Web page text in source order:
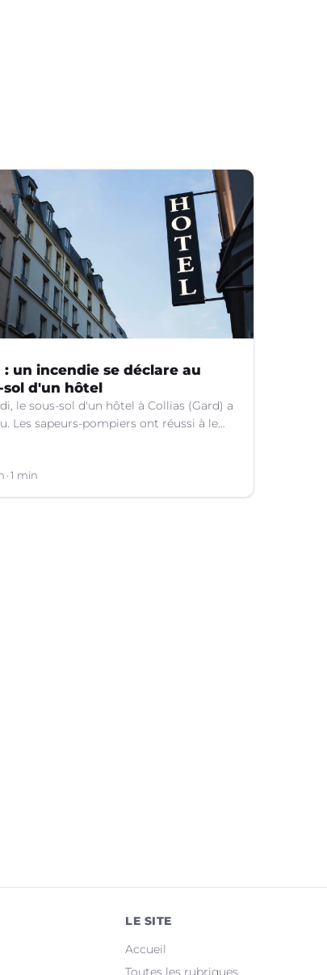
: un incendie se déclare au
sol d'un hôtel
le sous-sol d'un hôtel à Collias (Gard) a
Les sapeurs-pompiers ont réussi à le
1 min
LE SITE
Accueil
Toutes les rubriques